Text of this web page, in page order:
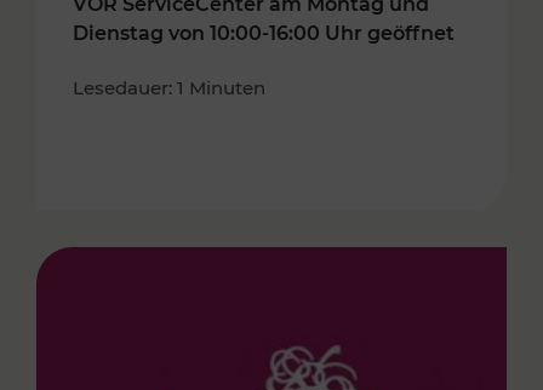
Dienstag von 10:00-16:00 Uhr geöffnet
Lesedauer: 1 Minuten